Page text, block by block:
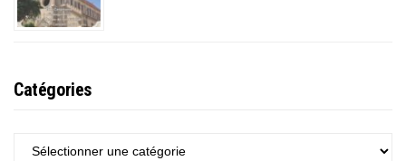
Catégories
CATÉGORIES